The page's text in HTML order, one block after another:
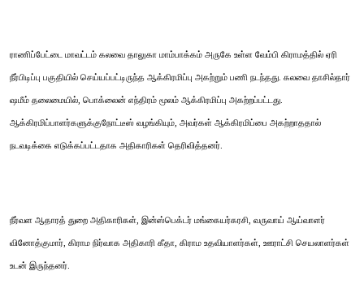
ராணிப்பேட்டை மாவட்டம் கலவை தாலுகா மாம்பாக்கம் அருகே உள்ள வேம்பி கிராமத்தில் ஏரி
நீர்பிடிப்பு பகுதியில் செய்யப்பட்டிருந்த ஆக்கிரமிப்பு அகற்றும் பணி நடந்தது. கலவை தாசில்தார்
ஷமீம் தலைமையில், பொக்லைன் எந்திரம் மூலம் ஆக்கிரமிப்பு அகற்றப்பட்டது.
ஆக்கிரமிப்பாளர்களுக்குநோட்டீஸ் வழங்கியும், அவர்கள் ஆக்கிரமிப்பை அகற்றாததால்
நடவடிக்கை எடுக்கப்பட்டதாக அதிகாரிகள் தெரிவித்தனர்.
நீர்வள ஆதாரத் துறை அதிகாரிகள், இன்ஸ்பெக்டர் மங்கையர்கரசி, வருவாய் ஆய்வாளர்
வினோத்குமார், கிராம நிர்வாக அதிகாரி கீதா, கிராம உதவியாளர்கள், ஊராட்சி செயலாளர்கள்
உடன் இருந்தனர்.